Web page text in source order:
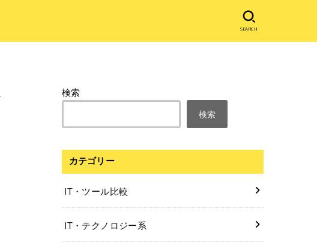
SEARCH
検索
検索
カテゴリー
IT・ツール比較
IT・テクノロジー系